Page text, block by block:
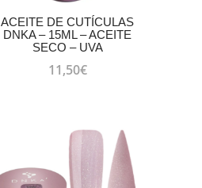
ACEITE DE CUTÍCULAS
DNKA – 15ML – ACEITE
SECO – UVA
11,50€